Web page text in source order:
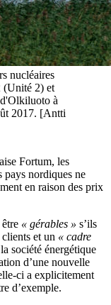
nucléaires
2) et
à
2017. [Antti
Fortum, les
pays nordiques ne
en raison des prix
« gérables » s’ils
et un « cadre
société énergétique
d’une nouvelle
ci a explicitement
d’exemple.